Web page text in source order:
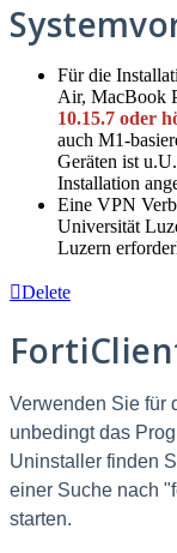
Für die
Air, MacBook
10.15.7 oder
auch M1-
Geräten ist
Installation
Eine VPN
Universität
Luzern
Delete
Verwenden Sie für
unbedingt das
Uninstaller finden
einer Suche nach
starten.